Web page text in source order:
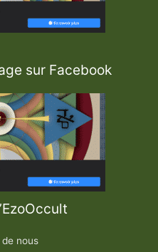
sur Facebook
de nous